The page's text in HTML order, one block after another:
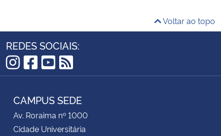
Voltar ao topo
REDES SOCIAIS:
Instagram
Facebook
YouTube
RSS
CAMPUS SEDE
Av. Roraima nº 1000
Cidade Universitária